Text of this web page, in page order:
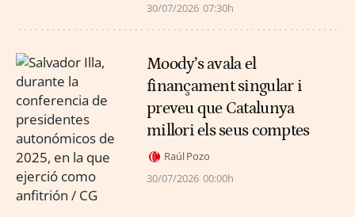
30/07/2026 07:30h
Moody’s avala el
finançament singular i
preveu que Catalunya
millori els seus comptes
Raúl Pozo
30/07/2026 00:00h